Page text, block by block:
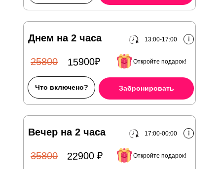
13:00-17:00
Днем на 2 часа
Забронировать
Что включено?
25800 15900₽ Откройте подарок!
17:00-00:00
Вечер на 2 часа
35800 22900 ₽ Откройте подарок!